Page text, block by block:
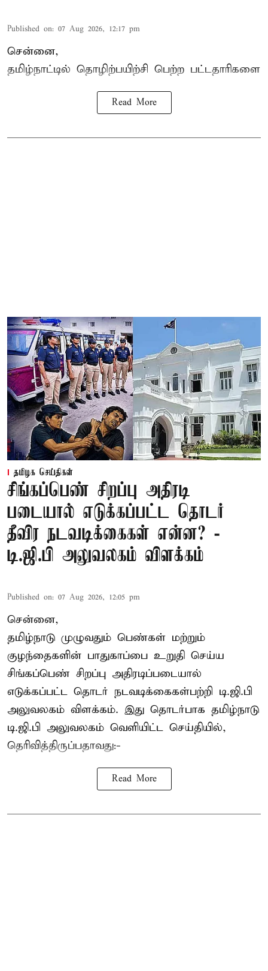
Published on: 07 Aug 2026, 12:17 pm
சென்னை,
தமிழ்நாட்டில் தொழிற்பயிற்சி பெற்ற பட்டதாரிகளை
Read More
தமிழக செய்திகள்
சிங்கப்பெண் சிறப்பு அதிரடி
படையால் எடுக்கப்பட்ட தொடர்
தீவிர நடவடிக்கைகள் என்ன? -
டி.ஜி.பி அலுவலகம் விளக்கம்
Published on: 07 Aug 2026, 12:05 pm
சென்னை,
தமிழ்நாடு முழுவதும் பெண்கள் மற்றும்
குழந்தைகளின் பாதுகாப்பை உறுதி செய்ய
சிங்கப்பெண் சிறப்பு அதிரடிப்படையால்
எடுக்கப்பட்ட தொடர் நடவடிக்கைகள்பற்றி டி.ஜி.பி
அலுவலகம் விளக்கம். இது தொடர்பாக தமிழ்நாடு
டி.ஜி.பி அலுவலகம் வெளியிட்ட செய்தியில்,
தெரிவித்திருப்பதாவது:-
Read More